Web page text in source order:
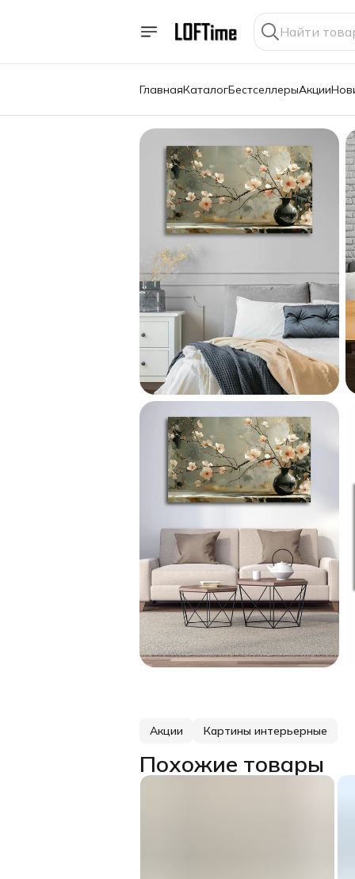
ГлавнаяКаталогБестселлерыАкции
Акции Картины интерьерные
Похожие товары